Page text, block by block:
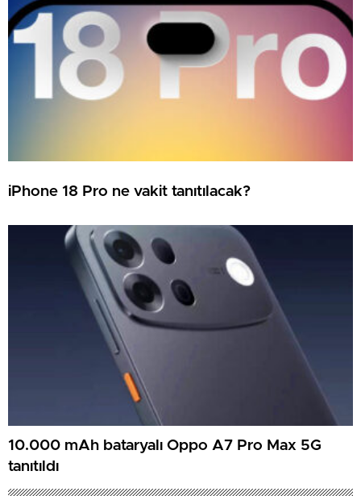
iPhone 18 Pro ne vakit tanıtılacak?
10.000 mAh bataryalı Oppo A7 Pro Max 5G
tanıtıldı